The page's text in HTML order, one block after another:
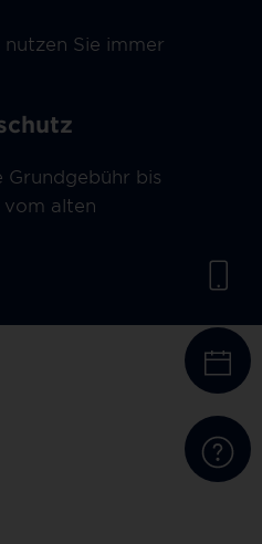
Sie immer
Grundgebühr bis
alten